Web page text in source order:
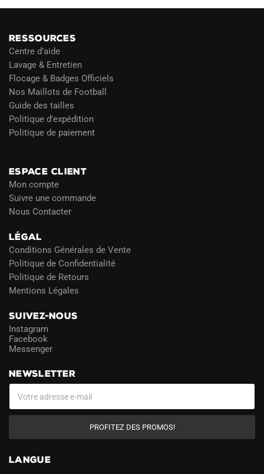
RESSOURCES
Centre d’aide
Lavage & Entretien
Flocage & Badges Officiels
Nos Maillots de Football
Guide des tailles
Politique d’expédition
Politique de paiement
ESPACE CLIENT
Mon compte
Suivre une commande
Nous Contacter
LÉGAL
Conditions Générales de Vente
Politique de Confidentialité
Politique de Retours
Mentions Légales
SUIVEZ-NOUS
Instagram
Facebook
Messenger
NEWSLETTER
PROFITEZ DES PROMOS!
LANGUE